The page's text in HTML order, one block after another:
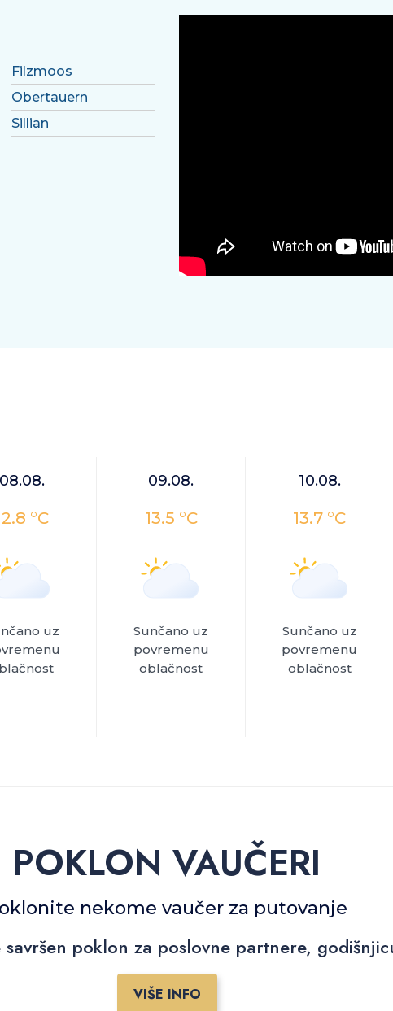
Filzmoos
Obertauern
Sillian
08.08.
°C
uz
09.08.
13.5 °C
Sunčano uz
povremenu
oblačnost
10.08.
13.7 °C
Sunčano uz
povremenu
oblačnost
POKLON VAUČERI
nekome vaučer za putovanje
poklon za poslovne partnere,
VIŠE INFO